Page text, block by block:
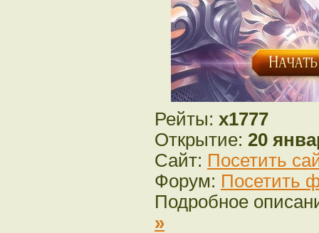
Рейты: x1777
Открытие: 20
Сайт: Посетить
Форум: Посетить
Подробное
»